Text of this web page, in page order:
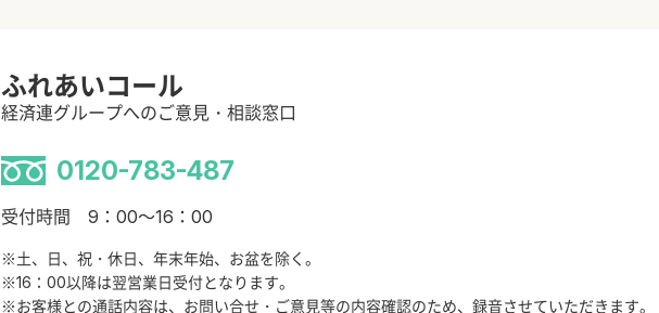
ふれあいコール
経済連グループへのご意見・相談窓口
0120-783-487
受付時間 9：00～16：00
※土、日、祝・休日、年末年始、お盆を除く。
※16：00以降は翌営業日受付となります。
※お客様との通話内容は、お問い合せ・ご意見等の内容確認のため、録音させていただきます。